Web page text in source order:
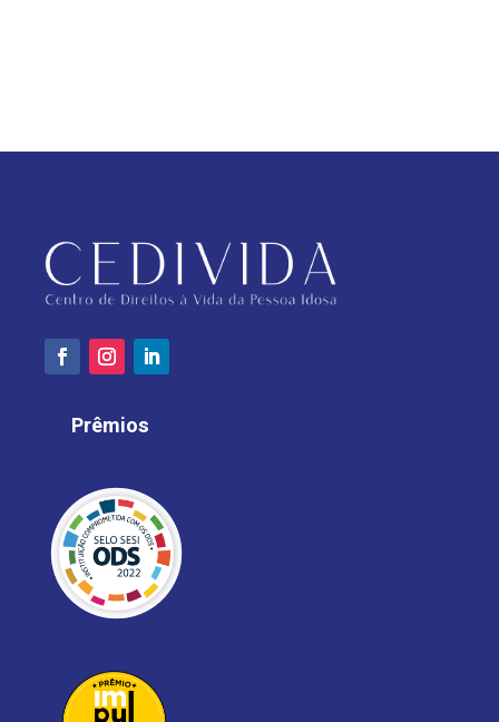
Prêmios